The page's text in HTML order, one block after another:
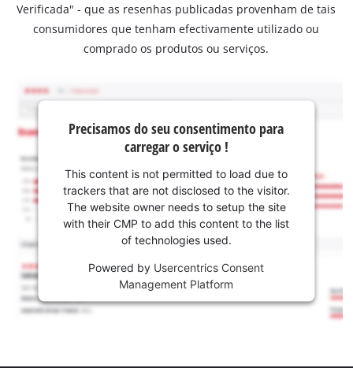
Verificada" - que as resenhas publicadas provenham de tais
consumidores que tenham efectivamente utilizado ou
comprado os produtos ou serviços.
Precisamos do seu consentimento para
carregar o serviço !
This content is not permitted to load due to
trackers that are not disclosed to the visitor.
The website owner needs to setup the site
with their CMP to add this content to the list
of technologies used.
Powered by Usercentrics Consent
Management Platform